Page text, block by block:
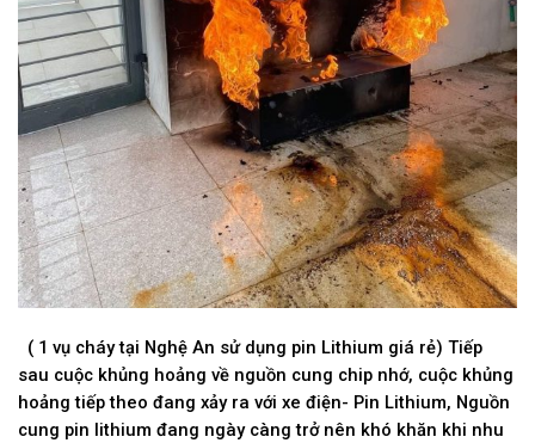
( 1 vụ cháy tại Nghệ An sử dụng pin Lithium giá rẻ) Tiếp
sau cuộc khủng hoảng về nguồn cung chip nhớ, cuộc khủng
hoảng tiếp theo đang xảy ra với xe điện- Pin Lithium, Nguồn
cung pin lithium đang ngày càng trở nên khó khăn khi nhu